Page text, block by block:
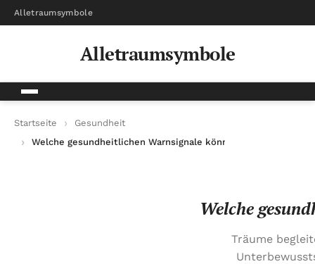
Alletraumsymbole
Alletraumsymbole
Startseite
Gesundheit
Welche gesundheitlichen Warnsignale können in Träumen
Welche
Träume